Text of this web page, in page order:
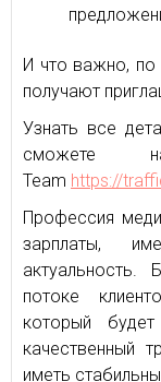
И что важно, по
получают
Узнать все
сможете
Team https://
Профессия
зарплаты,
потоке
который
качественный
иметь